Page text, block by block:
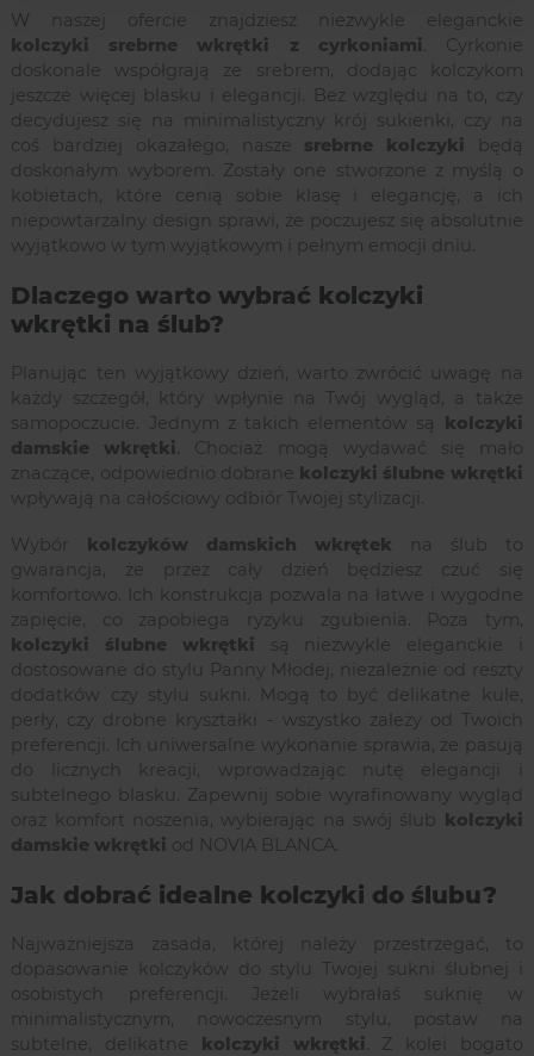
W naszej ofercie znajdziesz niezwykle eleganckie
kolczyki srebrne wkrętki z cyrkoniami. Cyrkonie
doskonale współgrają ze srebrem, dodając kolczykom
jeszcze więcej blasku i elegancji. Bez względu na to, czy
decydujesz się na minimalistyczny krój sukienki, czy na
coś bardziej okazałego, nasze srebrne kolczyki
będą
doskonałym wyborem. Zostały one stworzone z myślą o
kobietach, które cenią sobie klasę i elegancję, a ich
niepowtarzalny design sprawi, że poczujesz się absolutnie
wyjątkowo w tym wyjątkowym i pełnym emocji dniu.
Dlaczego warto wybrać kolczyki
wkrętki na ślub?
Planując ten wyjątkowy dzień, warto zwrócić uwagę na
każdy szczegół, który wpłynie na Twój wygląd, a także
samopoczucie. Jednym z takich elementów są kolczyki
damskie wkrętki . Chociaż mogą wydawać się mało
znaczące, odpowiednio dobrane kolczyki ślubne wkrętki
wpływają na całościowy odbiór Twojej stylizacji.
Wybór kolczyków damskich wkrętek na ślub to
gwarancja, że przez cały dzień będziesz czuć się
komfortowo. Ich konstrukcja pozwala na łatwe i wygodne
zapięcie, co zapobiega ryzyku zgubienia. Poza tym,
kolczyki ślubne wkrętki są niezwykle eleganckie i
dostosowane do stylu Panny Młodej, niezależnie od reszty
dodatków czy stylu sukni. Mogą to być delikatne kule,
perły, czy drobne kryształki - wszystko zależy od Twoich
preferencji. Ich uniwersalne wykonanie sprawia, że pasują
do licznych kreacji, wprowadzając nutę elegancji i
subtelnego blasku. Zapewnij sobie wyrafinowany wygląd
oraz komfort noszenia, wybierając na swój ślub
kolczyki
damskie wkrętki od NOVIA BLANCA.
Jak dobrać idealne kolczyki do ślubu?
Najważniejsza zasada, której należy przestrzegać, to
dopasowanie kolczyków do stylu Twojej sukni ślubnej i
osobistych preferencji. Jeżeli wybrałaś suknię w
minimalistycznym, nowoczesnym stylu, postaw na
subtelne, delikatne kolczyki wkrętki. Z kolei bogato